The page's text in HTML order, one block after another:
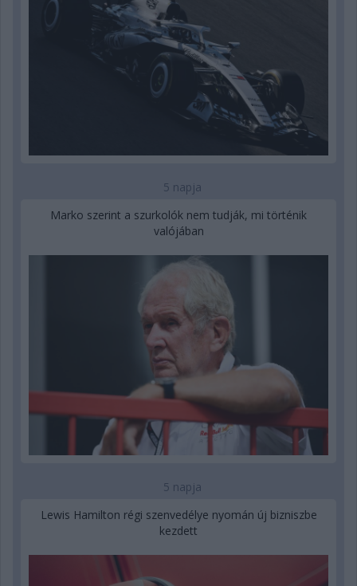
5 napja
Marko szerint a szurkolók nem tudják, mi történik
valójában
5 napja
Lewis Hamilton régi szenvedélye nyomán új bizniszbe
kezdett